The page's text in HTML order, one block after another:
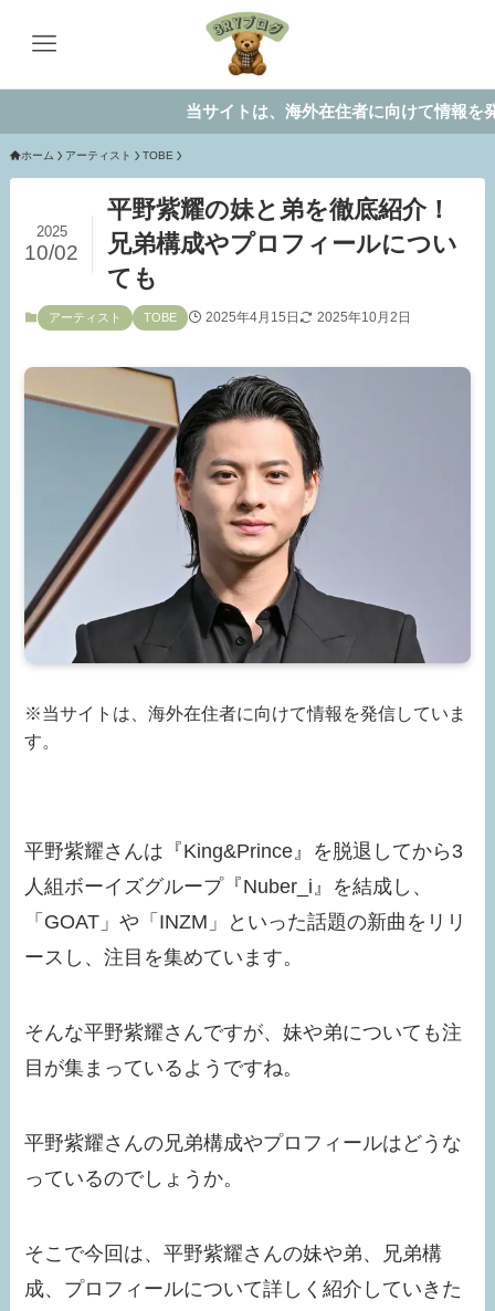
当サイトは、海外在住者に向けて情報を発信して
ホーム アーティスト TOBE
平野紫耀の妹と弟を徹底紹介！
兄弟構成やプロフィールについ
ても
2025
10/02
アーティスト TOBE 2025年4月15日 2025年10月2日
※当サイトは、海外在住者に向けて情報を発信していま
す。
平野紫耀さんは『King&Prince』を脱退してから3
人組ボーイズグループ『Nuber_i』を結成し、
「GOAT」や「INZM」といった話題の新曲をリリ
ースし、注目を集めています。
そんな平野紫耀さんですが、妹や弟についても注
目が集まっているようですね。
平野紫耀さんの兄弟構成やプロフィールはどうな
っているのでしょうか。
そこで今回は、平野紫耀さんの妹や弟、兄弟構
成、プロフィールについて詳しく紹介していきた